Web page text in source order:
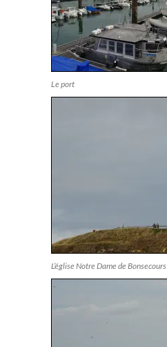
Le port
L’église Notre Dame de Bonsecours